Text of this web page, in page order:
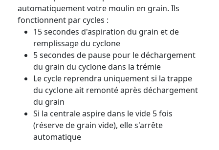
automatiquement votre moulin en grain. Ils
fonctionnent par cycles :
15 secondes d'aspiration du grain et de
remplissage du cyclone
5 secondes de pause pour le déchargement
du grain du cyclone dans la trémie
Le cycle reprendra uniquement si la trappe
du cyclone ait remonté après déchargement
du grain
Si la centrale aspire dans le vide 5 fois
(réserve de grain vide), elle s'arrête
automatique